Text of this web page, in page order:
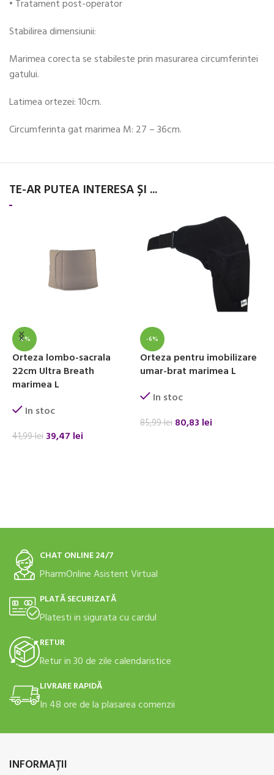
• Tratament post-operator
Stabilirea dimensiunii:
Marimea corecta se stabileste prin masurarea circumferintei
gatului.
Latimea ortezei: 10cm.
Circumferinta gat marimea M: 27 – 36cm.
TE-AR PUTEA INTERESA ȘI ...
-6%
Orteza lombo-sacrala
22cm Ultra Breath
marimea L
In stoc
41,99lei 39,47 lei
-6%
Orteza pentru imobilizare
umar-brat marimea L
In stoc
85,99lei 80,83 lei
CHAT ONLINE 24/7
PharmOnline Asistent Virtual
PLATĂ SECURIZATĂ
Platesti in sigurata cu cardul
RETUR
Retur in 30 de zile calendaristice
LIVRARE RAPIDĂ
In 48 ore de la plasarea comenzii
INFORMAŢII